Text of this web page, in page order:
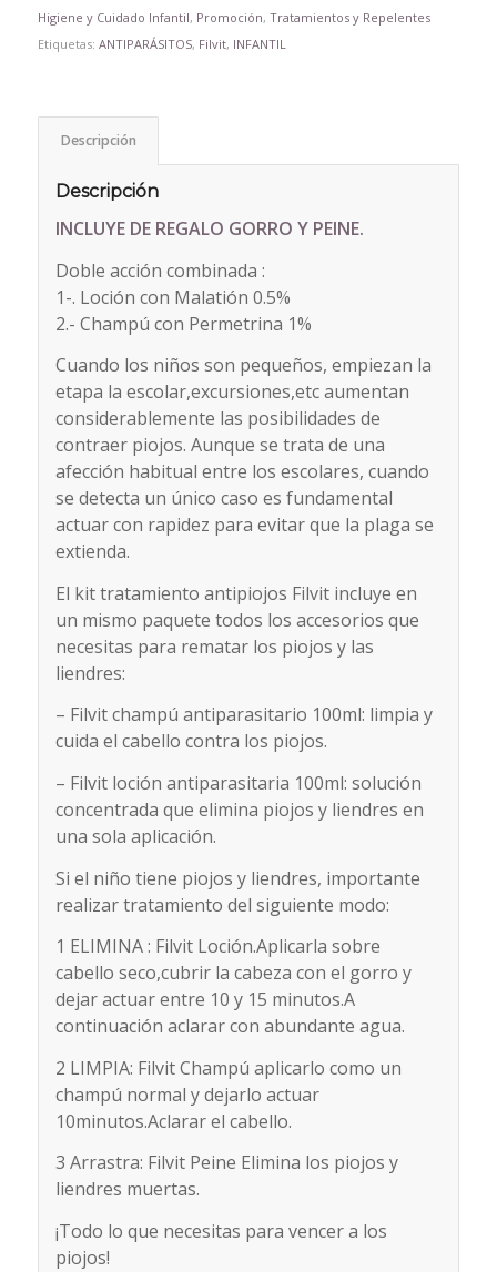
Higiene y Cuidado Infantil, Promoción, Tratamientos y Repelentes
Etiquetas: ANTIPARÁSITOS, Filvit, INFANTIL
Descripción
Descripción
INCLUYE DE REGALO GORRO Y PEINE.
Doble acción combinada :
1-. Loción con Malatión 0.5%
2.- Champú con Permetrina 1%
Cuando los niños son pequeños, empiezan la
etapa la escolar,excursiones,etc aumentan
considerablemente las posibilidades de
contraer piojos. Aunque se trata de una
afección habitual entre los escolares, cuando
se detecta un único caso es fundamental
actuar con rapidez para evitar que la plaga se
extienda.
El kit tratamiento antipiojos Filvit incluye en
un mismo paquete todos los accesorios que
necesitas para rematar los piojos y las
liendres:
– Filvit champú antiparasitario 100ml: limpia y
cuida el cabello contra los piojos.
– Filvit loción antiparasitaria 100ml: solución
concentrada que elimina piojos y liendres en
una sola aplicación.
Si el niño tiene piojos y liendres, importante
realizar tratamiento del siguiente modo:
1 ELIMINA : Filvit Loción.Aplicarla sobre
cabello seco,cubrir la cabeza con el gorro y
dejar actuar entre 10 y 15 minutos.A
continuación aclarar con abundante agua.
2 LIMPIA: Filvit Champú aplicarlo como un
champú normal y dejarlo actuar
10minutos.Aclarar el cabello.
3 Arrastra: Filvit Peine Elimina los piojos y
liendres muertas.
¡Todo lo que necesitas para vencer a los
piojos!